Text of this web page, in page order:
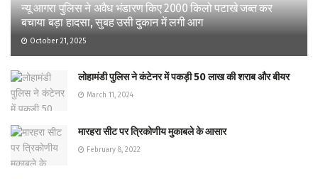
न्यू आगरा पुलिस ने अवैध भंडारण किए 2000 किलो पटाखे जब्त कर
बचाया बड़ा हादसा, सुबह उसी दुकान में लगी आग
October 21, 2025
लोहामंडी पुलिस ने कंटेनर में पकड़ी 50 लाख की शराब और बीयर
March 11, 2024
मारहरा सीट पर त्रिकोणीय मुकाबले के आसार
February 8, 2022